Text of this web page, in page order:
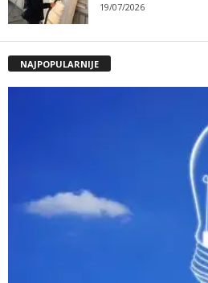
19/07/2026
NAJPOPULARNIJE